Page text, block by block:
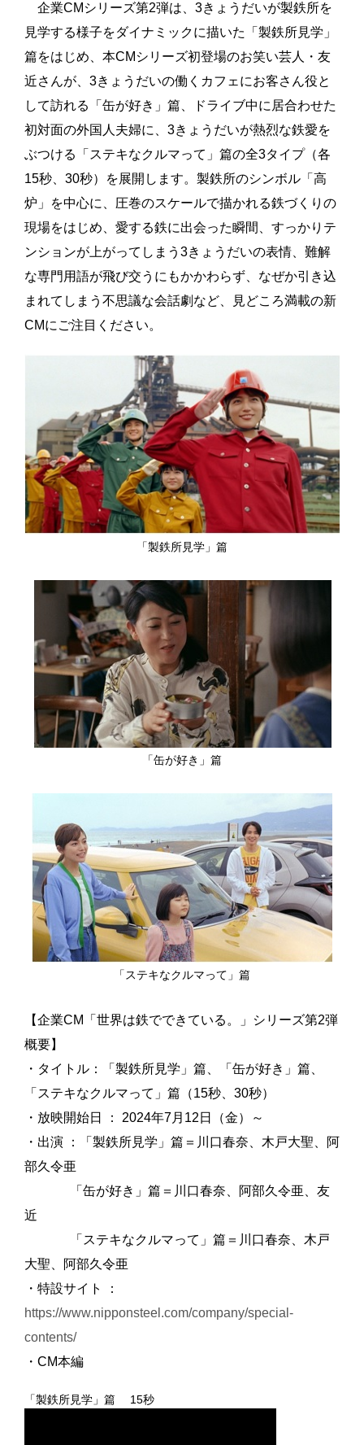
企業CMシリーズ第2弾は、3きょうだいが製鉄所を
見学する様子をダイナミックに描いた「製鉄所見学」
篇をはじめ、本CMシリーズ初登場のお笑い芸人・友
近さんが、3きょうだいの働くカフェにお客さん役と
して訪れる「缶が好き」篇、ドライブ中に居合わせた
初対面の外国人夫婦に、3きょうだいが熱烈な鉄愛を
ぶつける「ステキなクルマって」篇の全3タイプ（各
15秒、30秒）を展開します。製鉄所のシンボル「高
炉」を中心に、圧巻のスケールで描かれる鉄づくりの
現場をはじめ、愛する鉄に出会った瞬間、すっかりテ
ンションが上がってしまう3きょうだいの表情、難解
な専門用語が飛び交うにもかかわらず、なぜか引き込
まれてしまう不思議な会話劇など、見どころ満載の新
CMにご注目ください。
「製鉄所見学」篇
「缶が好き」篇
「ステキなクルマって」篇
【企業CM「世界は鉄でできている。」シリーズ第2弾
概要】
・タイトル：「製鉄所見学」篇、「缶が好き」篇、
「ステキなクルマって」篇（15秒、30秒）
・放映開始日 ： 2024年7月12日（金）～
・出演 ：「製鉄所見学」篇＝川口春奈、木戸大聖、阿
部久令亜
「缶が好き」篇＝川口春奈、阿部久令亜、友
近
「ステキなクルマって」篇＝川口春奈、木戸
大聖、阿部久令亜
・特設サイト ：
https://www.nipponsteel.com/company/special-
contents/
・CM本編
「製鉄所見学」篇 15秒